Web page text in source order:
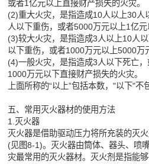
或者1亿元以上直接财产损失的火灾。
(2)重大火灾，是指造成10人以上30人
人以下重伤，或者5000万元以上1亿元
(3)较大火灾，是指造成3人以上10人
以下重伤，或者1000万元以上5000万
(4)一般火灾，是指造成3人以下死亡
1000万元以下直接财产损失的火灾。
上面所称的“以上”包括本数，"以下"不
五、常用灭火器材的使用方法
1.灭火器
灭火器是借助驱动压力将所充装的灭
(见图8-1)。灭火器由筒体、器头、喷
灾最常用的灭火器材。灭火剂是指能